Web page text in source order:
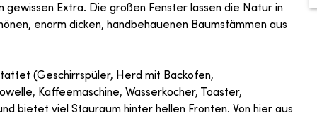
Extra. Die großen Fenster lassen die Natur in
enorm dicken, handbehauenen Baumstämmen aus
(Geschirrspüler, Herd mit Backofen,
Kaffeemaschine, Wasserkocher, Toaster,
bietet viel Stauraum hinter hellen Fronten. Von hier aus